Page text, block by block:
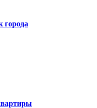
города